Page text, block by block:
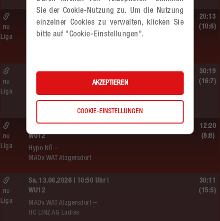
So. 14.06.2026 | 10:30 Uhr |
nu
Liga
20:13
(10:6)
Sa. 13.06.2026 | 19:05 Uhr |
MADx WAT Atzgersdorf –
HIB Handball Graz
nu
Liga
30:19
(16:7)
WU12
Hypo NÖ –
MADx WAT Atzgersdorf
nu
Liga
12:20
(8:8)
Sa. 13.06.2026 | 10:50 Uhr |
WU12
MADx WAT Atzgersdorf –
HC LINZ AG Ladies
nu
Liga
30:11
(15:5)
Sie der Cookie-Nutzung zu. Um die Nutzung
einzelner Cookies zu verwalten, klicken Sie
bitte auf "Cookie-Einstellungen".
AKZEPTIEREN
COOKIE-EINSTELLUNGEN